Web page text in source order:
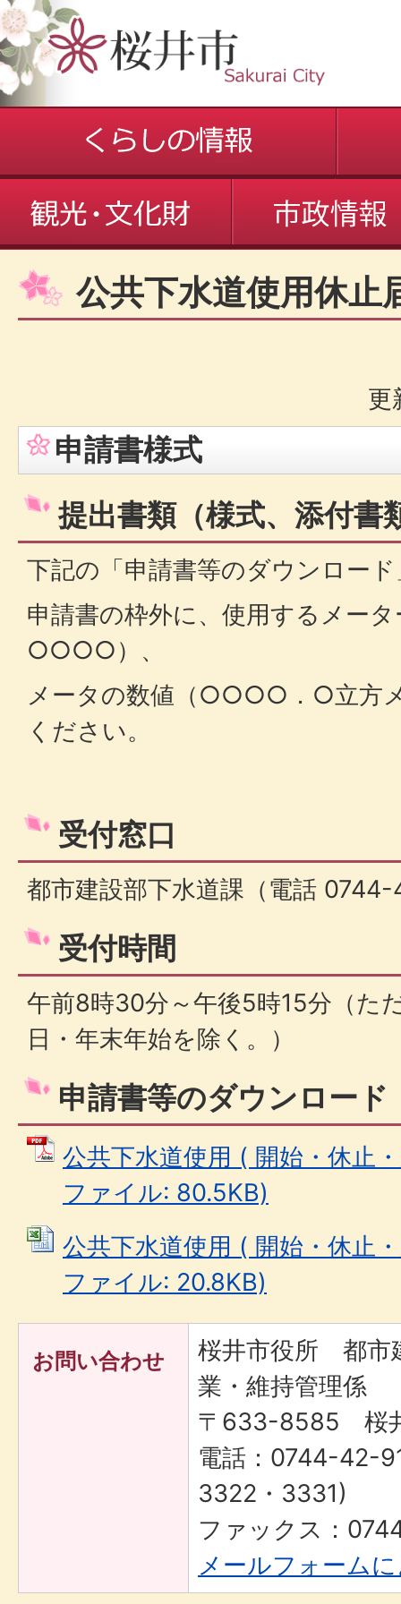
公共下水道使用休止
更
申請書様式
提出書類（様式、添付書
下記の「申請書等のダウンロー
申請書の枠外に、使用するメー
○○○○）、
メータの数値（○○○○．○立方
ください。
受付窓口
都市建設部下水道課（電話
受付時間
午前8時30分～午後5時15分（た
日・年末年始を除く。）
申請書等のダウンロード
公共下水道使用 ( 開始・休止
ファイル: 80.5KB)
公共下水道使用 ( 開始・休止
ファイル: 20.8KB)
お問い合わせ
桜井市役所 都
業・維持管理係
〒633-8585 桜
電話：0744-42-
3322・3331)
ファックス：
メールフォーム